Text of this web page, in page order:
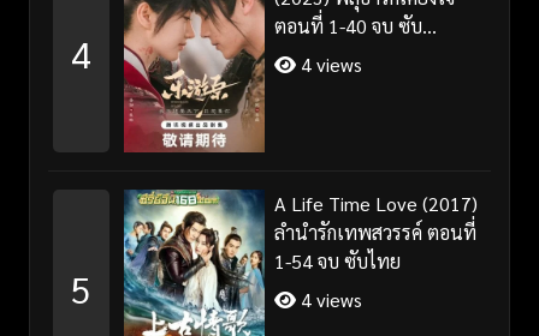
4
ตอนที่ 1-40 จบ ซับ
ไทย+พากย์ไทย
4 views
5
A Life Time Love (2017)
ลำนำรักเทพสวรรค์ ตอนที่
1-54 จบ ซับไทย
4 views